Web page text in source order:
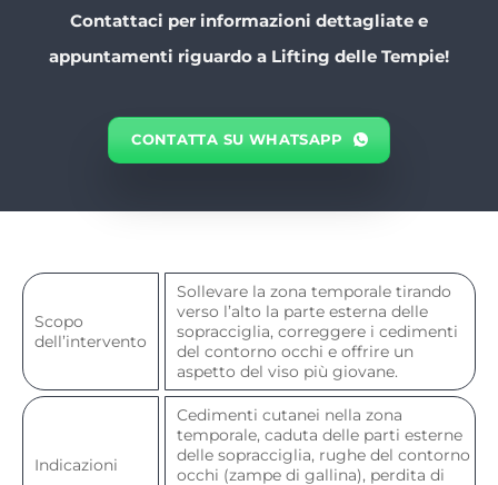
Contattaci per informazioni dettagliate e
appuntamenti riguardo a Lifting delle Tempie!
CONTATTA SU WHATSAPP
Scopo
dell’intervento
Sollevare la zona temporale tirando
verso l’alto la parte esterna delle
sopracciglia, correggere i cedimenti
del contorno occhi e offrire un
aspetto del viso più giovane.
Indicazioni
Cedimenti cutanei nella zona
temporale, caduta delle parti esterne
delle sopracciglia, rughe del contorno
occhi (zampe di gallina), perdita di